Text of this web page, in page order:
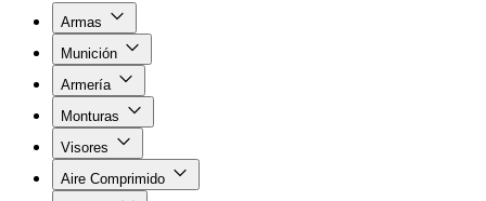
Armas
Munición
Armería
Monturas
Visores
Aire Comprimido